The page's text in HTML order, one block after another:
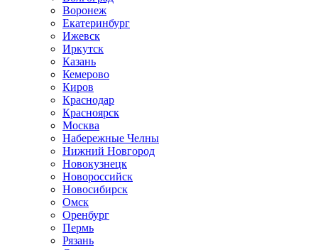
Воронеж
Екатеринбург
Ижевск
Иркутск
Казань
Кемерово
Киров
Краснодар
Красноярск
Москва
Набережные Челны
Нижний Новгород
Новокузнецк
Новороссийск
Новосибирск
Омск
Оренбург
Пермь
Рязань